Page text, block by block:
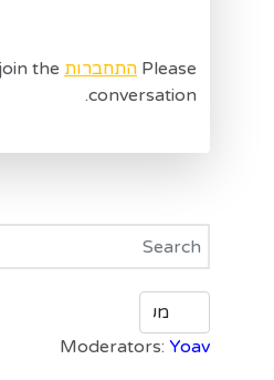
Please התחברות the
conversation.
Moderators: Yoav